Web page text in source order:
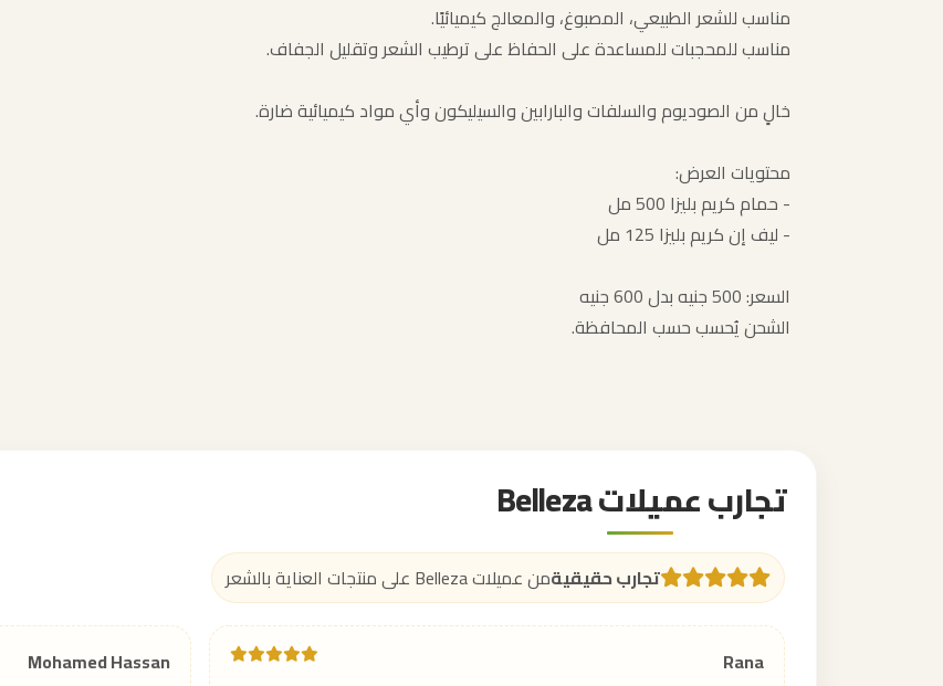
مناسب للشعر الطبيعي، المصبوغ، والمعالج كيميائيًا.
مناسب للمحجبات للمساعدة على الحفاظ على ترطيب الشعر وتقليل الجفاف.
خالٍ من الصوديوم والسلفات والبارابين والسيليكون وأي مواد كيميائية ضارة.
محتويات العرض:
- حمام كريم بليزا 500 مل
- ليف إن كريم بليزا 125 مل
السعر: 500 جنيه بدل 600 جنيه
الشحن يُحسب حسب المحافظة.
تجارب عميلات Belleza
تجارب حقيقيةمن عميلات Belleza على منتجات العناية بالشعر
Rana
Mohamed Hassan